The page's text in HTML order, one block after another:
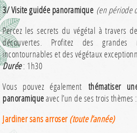
3/ Visite guidée panoramique (en période
Percez les secrets du végétal à travers
découvertes. Profitez des grandes
incontournables et des végétaux
Durée: 1h30
Vous pouvez également thématiser
panoramiqueavec l’un de ses trois thèmes :
Jardiner sans arroser(toute l’année)